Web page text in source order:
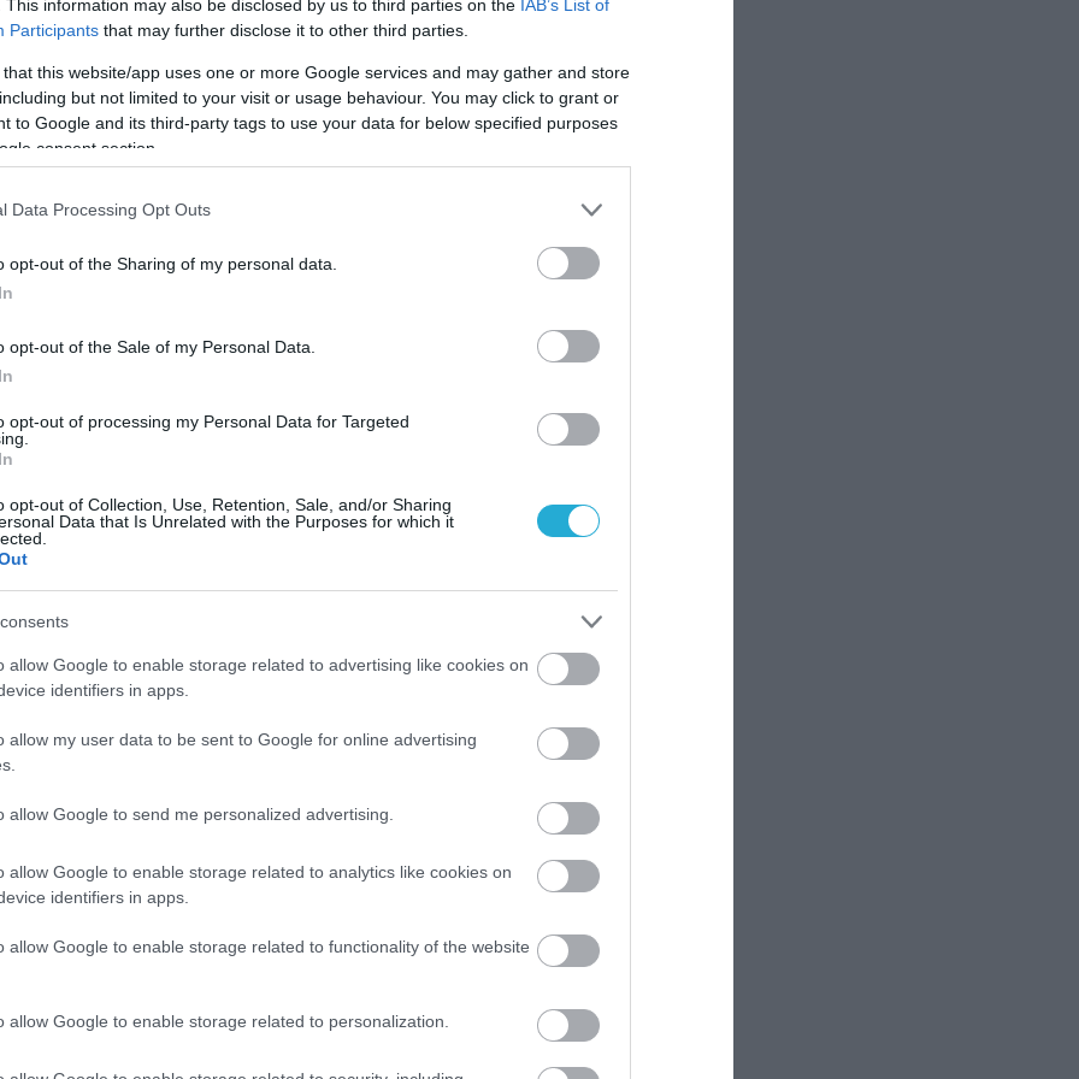
This information may also be disclosed by us to third parties on the IAB’s List of
Participants that may further disclose it to other third parties.
that this website/app uses one or more Google services and may gather and store
but not limited to your visit or usage behaviour. You may click to grant or
to Google and its third-party tags to use your data for below specified purposes
consent section.
Data Processing Opt Outs
opt-out of the Sharing of my personal data.
opt-out of the Sale of my Personal Data.
opt-out of processing my Personal Data for Targeted
opt-out of Collection, Use, Retention, Sale, and/or Sharing
Data that Is Unrelated with the Purposes for which it
allow Google to enable storage related to advertising like cookies on
identifiers in apps.
allow my user data to be sent to Google for online advertising
allow Google to send me personalized advertising.
allow Google to enable storage related to analytics like cookies on
identifiers in apps.
allow Google to enable storage related to functionality of the website
allow Google to enable storage related to personalization.
Διευθυντής Καρδιολογίας Θεραπευτική Κλινική
Τούτουζας,
Νοσοκομείο, Γ. Γραμματέας της ΕΚΕ
Καρδιάς και το κεντρικό μήνυμα για το
ένα επιπρόσθετο πρόβλημα για τους